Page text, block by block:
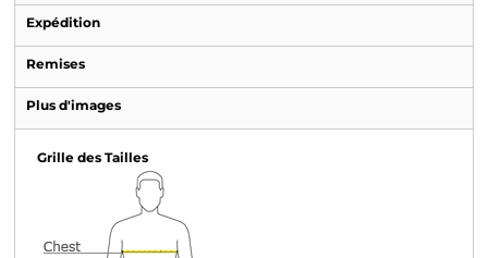
Expédition
Remises
Plus d'images
Grille des Tailles